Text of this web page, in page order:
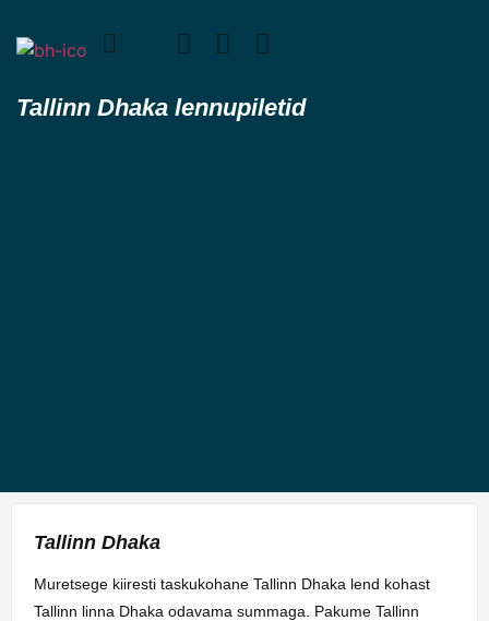
Tallinn Dhaka lennupiletid
Tallinn Dhaka
Muretsege kiiresti taskukohane Tallinn Dhaka lend kohast
Tallinn linna Dhaka odavama summaga. Pakume Tallinn